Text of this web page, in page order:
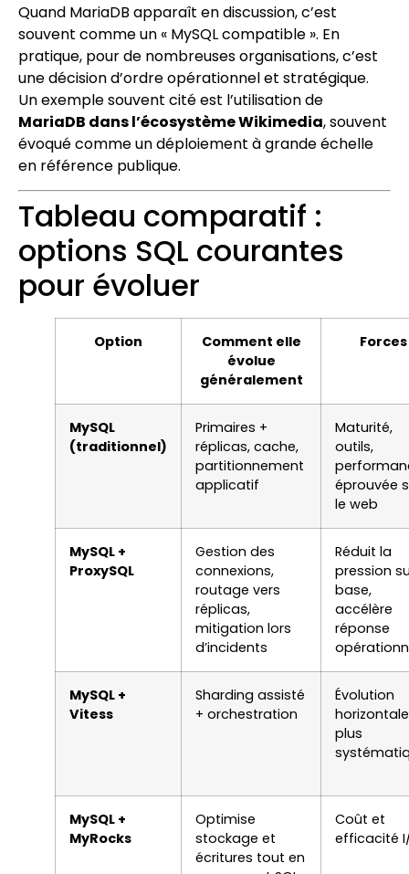
Quand MariaDB apparaît en discussion, c’est
souvent comme un « MySQL compatible ». En
pratique, pour de nombreuses organisations, c’est
une décision d’ordre opérationnel et stratégique.
Un exemple souvent cité est l’utilisation de
MariaDB dans l’écosystème Wikimedia, souvent
évoqué comme un déploiement à grande échelle
en référence publique.
Tableau comparatif :
options SQL courantes
pour évoluer
Option
Comment elle
évolue
généralement
Forces
MySQL
(traditionnel)
Primaires +
réplicas, cache,
partitionnement
applicatif
Maturité,
outils,
éprouvée
le web
MySQL +
ProxySQL
Gestion des
connexions,
routage vers
réplicas,
mitigation lors
d’incidents
Réduit la
pression
base,
accélère
réponse
MySQL +
Vitess
Sharding assisté
+ orchestration
Évolution
horizontale
plus
MySQL +
MyRocks
Optimise
stockage et
écritures tout en
Coût et
efficacité